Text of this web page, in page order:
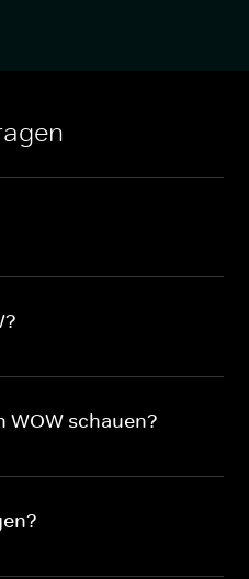
WOW schauen?